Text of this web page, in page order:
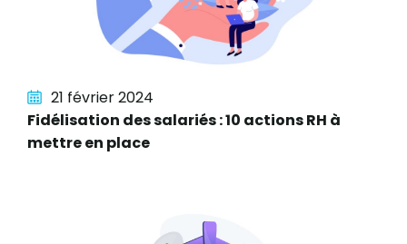
21 février 2024
Fidélisation des salariés : 10 actions RH à
mettre en place